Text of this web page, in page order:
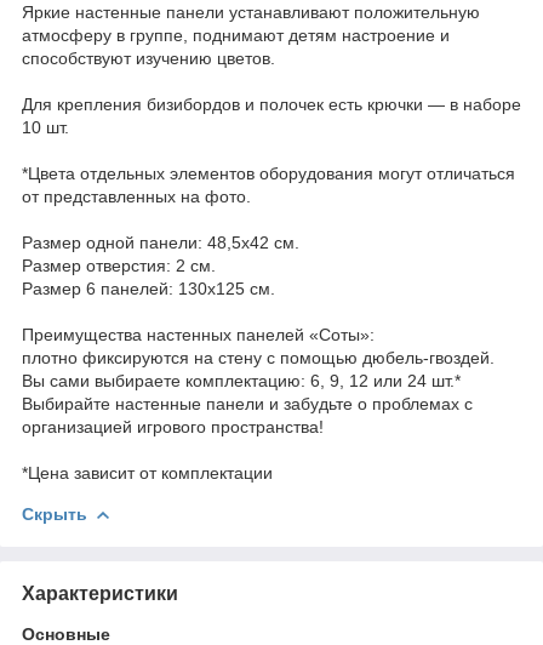
Яркие настенные панели устанавливают положительную
атмосферу в группе, поднимают детям настроение и
способствуют изучению цветов.
Для крепления бизибордов и полочек есть крючки — в наборе
10 шт.
*Цвета отдельных элементов оборудования могут отличаться
от представленных на фото.
Размер одной панели: 48,5х42 см.
Размер отверстия: 2 см.
Размер 6 панелей: 130х125 см.
Преимущества настенных панелей «Соты»:
плотно фиксируются на стену с помощью дюбель-гвоздей.
Вы сами выбираете комплектацию: 6, 9, 12 или 24 шт.*
Выбирайте настенные панели и забудьте о проблемах с
организацией игрового пространства!
*Цена зависит от комплектации
Скрыть
Характеристики
Основные